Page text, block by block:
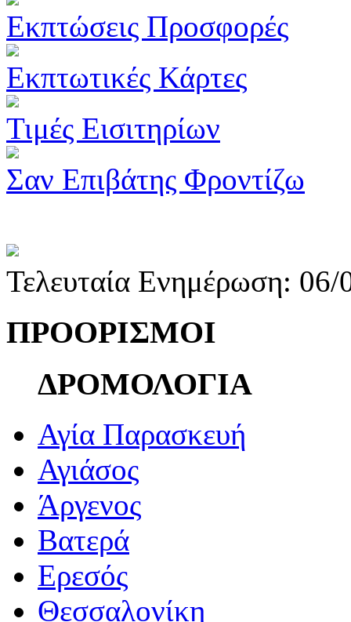
Εκπτώσεις Προσφορές
Εκπτωτικές Κάρτες
Τιμές Εισιτηρίων
Σαν Επιβάτης Φροντίζω
Τελευταία Ενημέρωση:
ΠΡΟΟΡΙΣΜΟΙ
ΔΡΟΜΟΛΟΓΙΑ
Αγία Παρασκευή
Αγιάσος
Άργενος
Βατερά
Ερεσός
Θεσσαλονίκη